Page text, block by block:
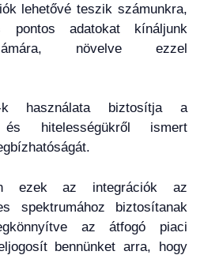
lehetővé teszik számunkra,
adatokat kínáljunk
növelve ezzel
használata biztosítja a
és hitelességükről ismert
ezek az integrációk az
spektrumához biztosítanak
az átfogó piaci
bennünket arra, hogy